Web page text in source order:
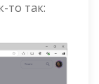
то так: